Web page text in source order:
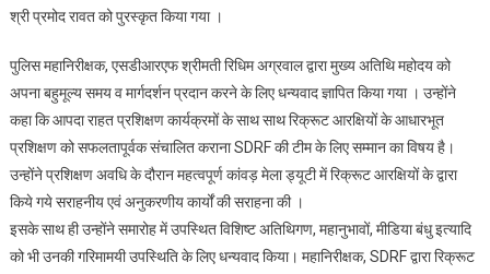
श्री प्रमोद रावत को पुरस्कृत किया गया ।
पुलिस महानिरीक्षक, एसडीआरएफ श्रीमती रिधिम अग्रवाल द्वारा मुख्य अतिथि महोदय को
अपना बहुमूल्य समय व मार्गदर्शन प्रदान करने के लिए धन्यवाद ज्ञापित किया गया । उन्होंने
कहा कि आपदा राहत प्रशिक्षण कार्यक्रमों के साथ साथ रिक्रूट आरक्षियों के आधारभूत
प्रशिक्षण को सफलतापूर्वक संचालित कराना SDRF की टीम के लिए सम्मान का विषय है।
उन्होंने प्रशिक्षण अवधि के दौरान महत्वपूर्ण कांवड़ मेला ड्यूटी में रिक्रूट आरक्षियों के द्वारा
किये गये सराहनीय एवं अनुकरणीय कार्यों की सराहना की ।
इसके साथ ही उन्होंने समारोह में उपस्थित विशिष्ट अतिथिगण, महानुभावों, मीडिया बंधु इत्यादि
को भी उनकी गरिमामयी उपस्थिति के लिए धन्यवाद किया। महानिरीक्षक, SDRF द्वारा रिक्रूट